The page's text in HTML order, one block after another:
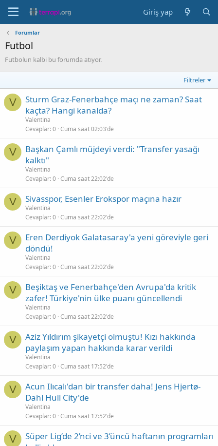
Giriş yap
Forumlar
Futbol
Futbolun kalbi bu forumda atıyor.
Filtreler
V
Sturm Graz-Fenerbahçe maçı ne zaman? Saat
kaçta? Hangi kanalda?
Valentina
Cevaplar 0 Cuma saat 02:03'de
V
Başkan Çamlı müjdeyi verdi: "Transfer yasağı
kalktı"
Valentina
Cevaplar 0 Cuma saat 22:02'de
V Sivasspor, Esenler Erokspor maçına hazır
Valentina
Cevaplar 0 Cuma saat 22:02'de
V
Eren Derdiyok Galatasaray'a yeni göreviyle geri
döndü!
Valentina
Cevaplar 0 Cuma saat 22:02'de
V
Beşiktaş ve Fenerbahçe'den Avrupa'da kritik
zafer! Türkiye'nin ülke puanı güncellendi
Valentina
Cevaplar 0 Cuma saat 22:02'de
V
Aziz Yıldırım şikayetçi olmuştu! Kızı hakkında
paylaşım yapan hakkında karar verildi
Valentina
Cevaplar 0 Cuma saat 17:52'de
V
Acun Ilıcalı'dan bir transfer daha! Jens Hjertø-
Dahl Hull City'de
Valentina
Cevaplar 0 Cuma saat 17:52'de
V
Süper Lig’de 2’nci ve 3’üncü haftanın programları